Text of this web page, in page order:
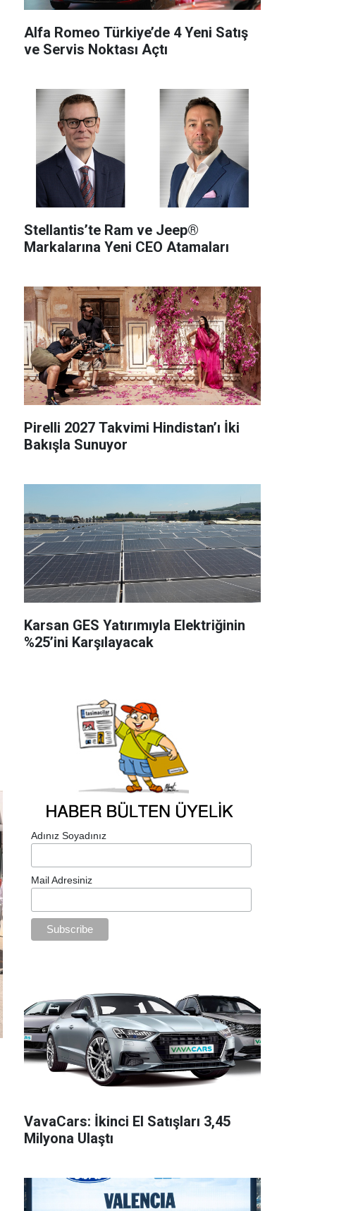
Alfa Romeo Türkiye’de 4 Yeni Satış
ve Servis Noktası Açtı
Stellantis’te Ram ve Jeep®
Markalarına Yeni CEO Atamaları
Pirelli 2027 Takvimi Hindistan’ı İki
Bakışla Sunuyor
Karsan GES Yatırımıyla Elektriğinin
%25’ini Karşılayacak
Adınız Soyadınız
Mail Adresiniz
VavaCars: İkinci El Satışları 3,45
Milyona Ulaştı